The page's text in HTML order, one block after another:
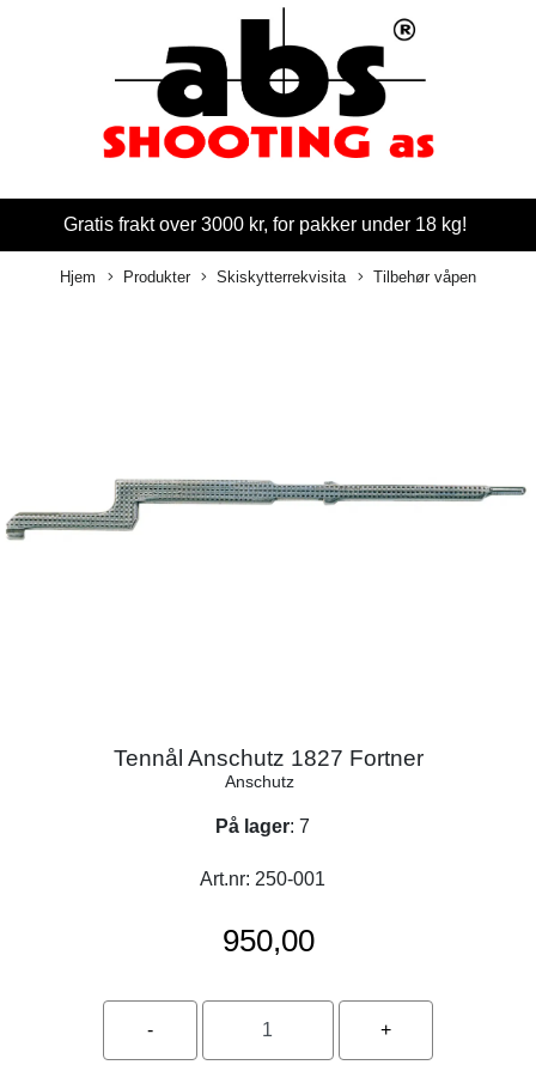
Gratis frakt over 3000 kr, for pakker under 18 kg!
Hjem Produkter Skiskytterrekvisita Tilbehør våpen
Tennål Anschutz 1827 Fortner
Anschutz
På lager: 7
Art.nr: 250-001
950,00